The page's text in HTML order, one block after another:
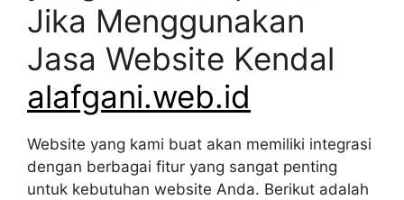
Jika Menggunakan
Jasa Website Kendal
alafgani.web.id
Website yang kami buat akan memiliki integrasi
dengan berbagai fitur yang sangat penting
untuk kebutuhan website Anda. Berikut adalah